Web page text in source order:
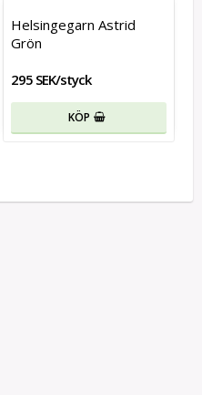
Helsingegarn Astrid
Grön
295 SEK/styck
KÖP